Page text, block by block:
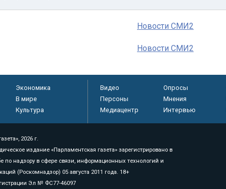
Новости СМИ2
Новости СМИ2
Экономика
В мире
Культура
Видео Опросы
Персоны
Мнения
Медиацентр
Интервью
2026 г.
издание «Парламентская газета» зарегистрировано в
по надзору в сфере связи, информационных технологий и
(Роскомнадзор) 05 августа 2011 года. 18+
Эл № ФС77-46097